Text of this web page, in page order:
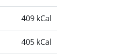
409 kCal
405 kCal